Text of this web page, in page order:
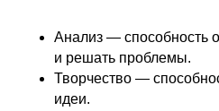
Анализ — способность
и решать проблемы.
Творчество —
идеи.